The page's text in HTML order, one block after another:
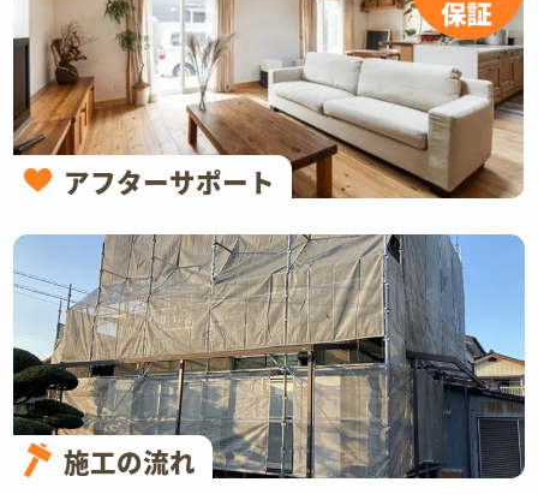
アフターサポート
施工の流れ